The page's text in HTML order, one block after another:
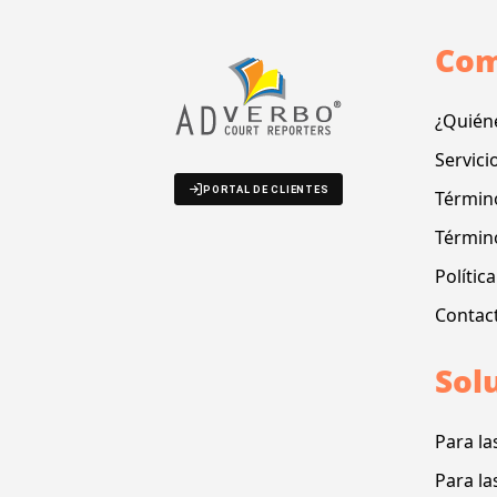
PORTAL DE CLIENTES
Para
Para